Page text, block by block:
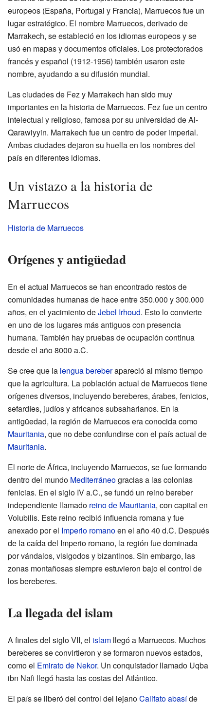
europeos (España, Portugal y Francia), Marruecos fue un
lugar estratégico. El nombre Marruecos, derivado de
Marrakech, se estableció en los idiomas europeos y se
usó en mapas y documentos oficiales. Los protectorados
francés y español (1912-1956) también usaron este
nombre, ayudando a su difusión mundial.
Las ciudades de Fez y Marrakech han sido muy
importantes en la historia de Marruecos. Fez fue un centro
intelectual y religioso, famosa por su universidad de Al-
Qarawiyyin. Marrakech fue un centro de poder imperial.
Ambas ciudades dejaron su huella en los nombres del
país en diferentes idiomas.
Un vistazo a la historia de
Marruecos
Historia de Marruecos
Orígenes y antigüedad
En el actual Marruecos se han encontrado restos de
comunidades humanas de hace entre 350.000 y 300.000
años, en el yacimiento deJebel Irhoud. Esto lo convierte
en uno de los lugares más antiguos con presencia
humana. También hay pruebas de ocupación continua
desde el año 8000 a.C.
Se cree que la lengua bereberapareció al mismo tiempo
que la agricultura. La población actual de Marruecos tiene
orígenes diversos, incluyendo bereberes, árabes, fenicios,
sefardíes, judíos y africanos subsaharianos. En la
antigüedad, la región de Marruecos era conocida como
Mauritania, que no debe confundirse con el país actual de
Mauritania.
El norte de África, incluyendo Marruecos, se fue formando
dentro del mundo Mediterráneogracias a las colonias
fenicias. En el siglo IV a.C., se fundó un reino bereber
independiente llamado reino de Mauritania, con capital en
Volubilis. Este reino recibió influencia romana y fue
anexado por el Imperio romanoen el año 40 d.C. Después
de la caída del Imperio romano, la región fue dominada
por vándalos, visigodos y bizantinos. Sin embargo, las
zonas montañosas siempre estuvieron bajo el control de
los bereberes.
La llegada del islam
A finales del siglo VII, el islam llegó a Marruecos. Muchos
bereberes se convirtieron y se formaron nuevos estados,
como el Emirato de Nekor. Un conquistador llamado Uqba
ibn Nafi llegó hasta las costas del Atlántico.
El país se liberó del control del lejanoCalifato abasíde